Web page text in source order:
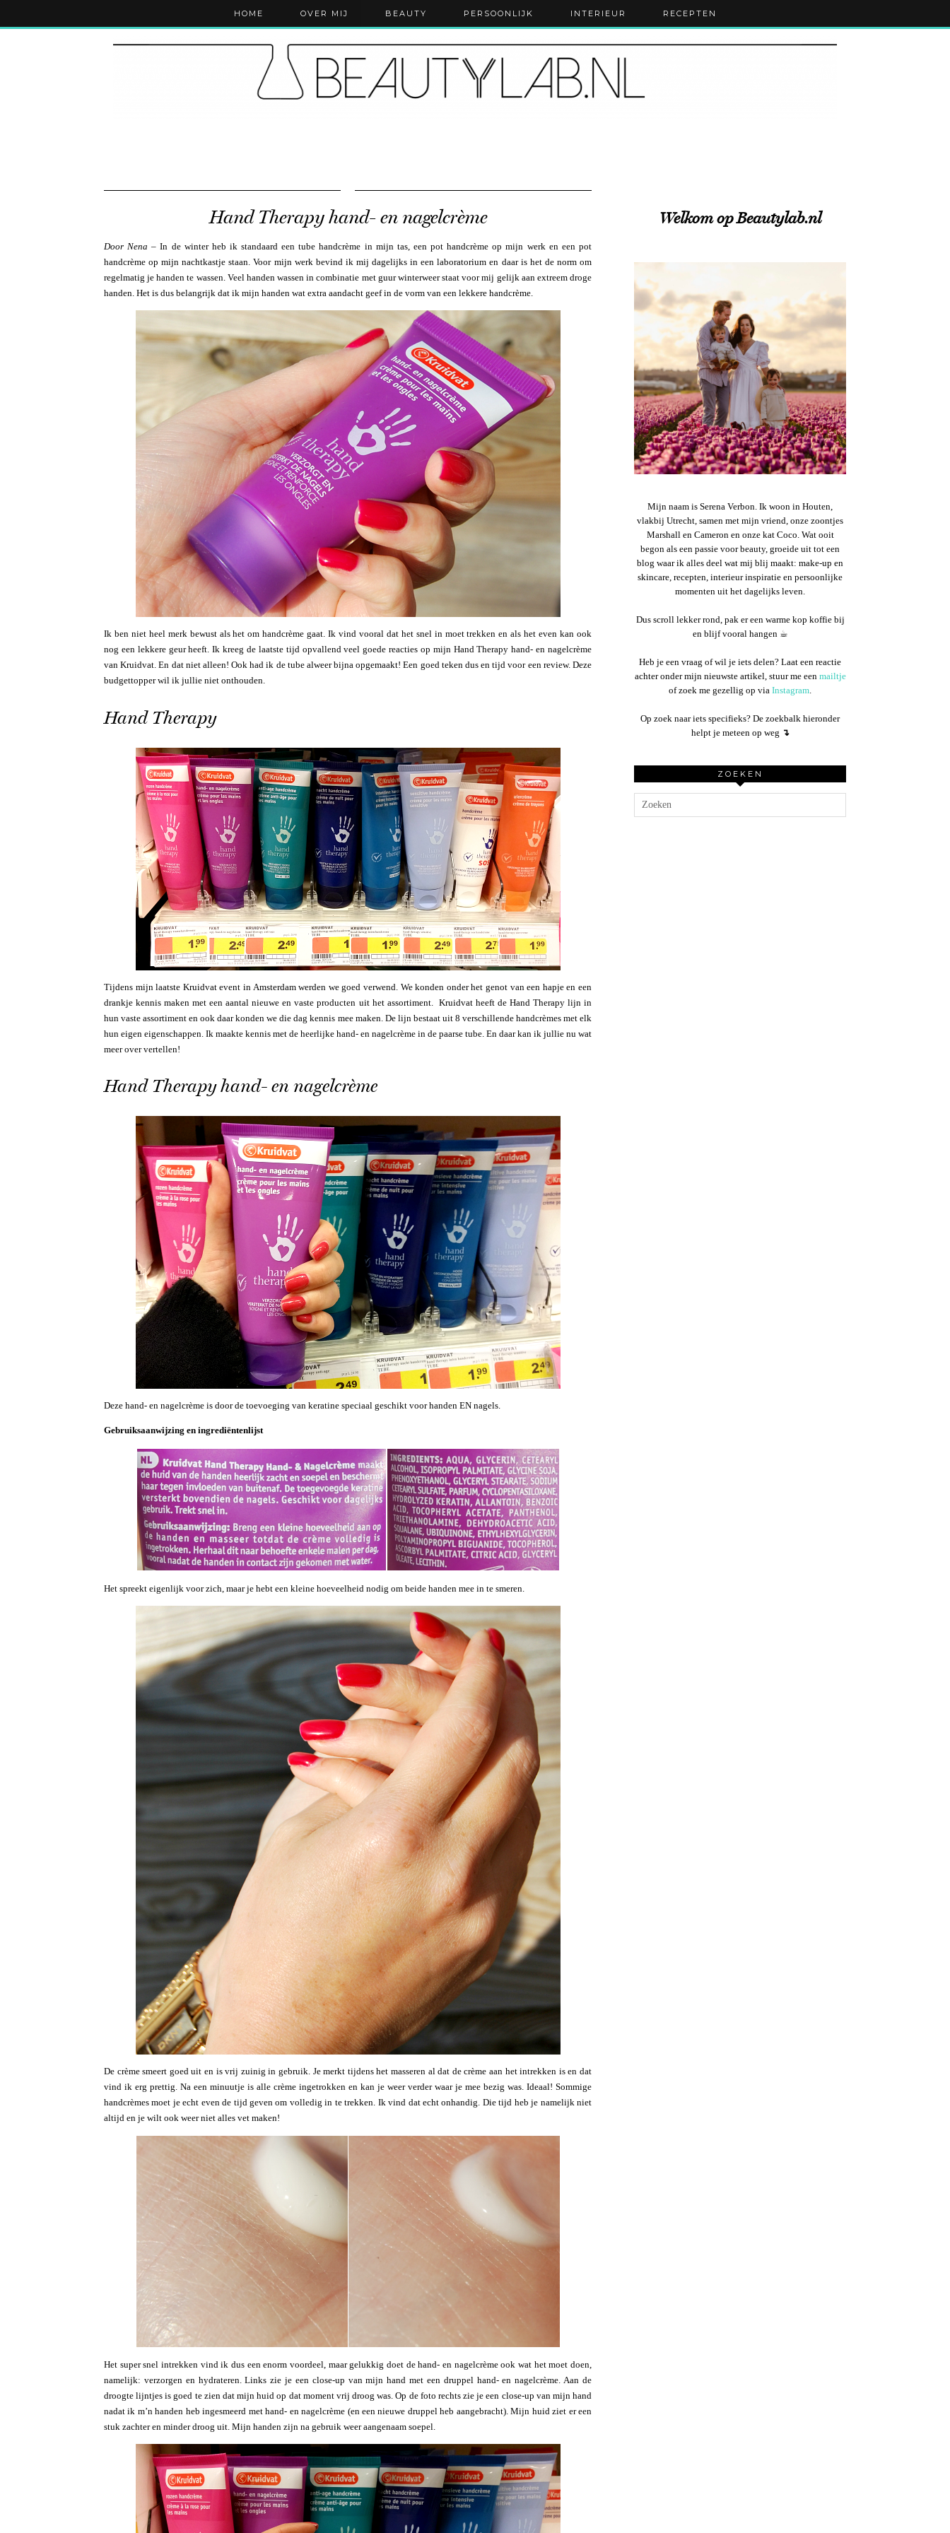
HOME OVER MIJ BEAUTY PERSOONLIJK INTERIEUR RECEPTEN
Hand Therapy hand- en nagelcrème
Door Nena – In de winter heb ik standaard een tube handcrème in mijn tas, een pot handcrème op mijn werk en een pot
handcrème op mijn nachtkastje staan. Voor mijn werk bevind ik mij dagelijks in een laboratorium en daar is het de norm om
regelmatig je handen te wassen. Veel handen wassen in combinatie met guur winterweer staat voor mij gelijk aan extreem droge
handen. Het is dus belangrijk dat ik mijn handen wat extra aandacht geef in de vorm van een lekkere handcrème.
Ik ben niet heel merk bewust als het om handcrème gaat. Ik vind vooral dat het snel in moet trekken en als het even kan ook
nog een lekkere geur heeft. Ik kreeg de laatste tijd opvallend veel goede reacties op mijn Hand Therapy hand- en nagelcrème
van Kruidvat. En dat niet alleen! Ook had ik de tube alweer bijna opgemaakt! Een goed teken dus en tijd voor een review. Deze
budgettopper wil ik jullie niet onthouden.
Hand Therapy
Tijdens mijn laatste Kruidvat event in Amsterdam werden we goed verwend. We konden onder het genot van een hapje en een
drankje kennis maken met een aantal nieuwe en vaste producten uit het assortiment. Kruidvat heeft de Hand Therapy lijn in
hun vaste assortiment en ook daar konden we die dag kennis mee maken. De lijn bestaat uit 8 verschillende handcrèmes met elk
hun eigen eigenschappen. Ik maakte kennis met de heerlijke hand- en nagelcrème in de paarse tube. En daar kan ik jullie nu wat
meer over vertellen!
Hand Therapy hand- en nagelcrème
Deze hand- en nagelcrème is door de toevoeging van keratine speciaal geschikt voor handen EN nagels.
Gebruiksaanwijzing en ingrediëntenlijst
Het spreekt eigenlijk voor zich, maar je hebt een kleine hoeveelheid nodig om beide handen mee in te smeren.
De crème smeert goed uit en is vrij zuinig in gebruik. Je merkt tijdens het masseren al dat de crème aan het intrekken is en dat
vind ik erg prettig. Na een minuutje is alle crème ingetrokken en kan je weer verder waar je mee bezig was. Ideaal! Sommige
handcrèmes moet je echt even de tijd geven om volledig in te trekken. Ik vind dat echt onhandig. Die tijd heb je namelijk niet
altijd en je wilt ook weer niet alles vet maken!
Het super snel intrekken vind ik dus een enorm voordeel, maar gelukkig doet de hand- en nagelcrème ook wat het moet doen,
namelijk: verzorgen en hydrateren. Links zie je een close-up van mijn hand met een druppel hand- en nagelcrème. Aan de
droogte lijntjes is goed te zien dat mijn huid op dat moment vrij droog was. Op de foto rechts zie je een close-up van mijn hand
nadat ik m’n handen heb ingesmeerd met hand- en nagelcrème (en een nieuwe druppel heb aangebracht). Mijn huid ziet er een
stuk zachter en minder droog uit. Mijn handen zijn na gebruik weer aangenaam soepel.
Welkom op Beautylab.nl
Mijn naam is Serena Verbon. Ik woon in Houten,
vlakbij Utrecht, samen met mijn vriend, onze zoontjes
Marshall en Cameron en onze kat Coco. Wat ooit
begon als een passie voor beauty, groeide uit tot een
blog waar ik alles deel wat mij blij maakt: make-up en
skincare, recepten, interieur inspiratie en persoonlijke
momenten uit het dagelijks leven.
Dus scroll lekker rond, pak er een warme kop koffie bij
en blijf vooral hangen ☕︎
Heb je een vraag of wil je iets delen? Laat een reactie
achter onder mijn nieuwste artikel, stuur me een mailtje
of zoek me gezellig op via Instagram.
Op zoek naar iets specifieks? De zoekbalk hieronder
helpt je meteen op weg ↴
ZOEKEN